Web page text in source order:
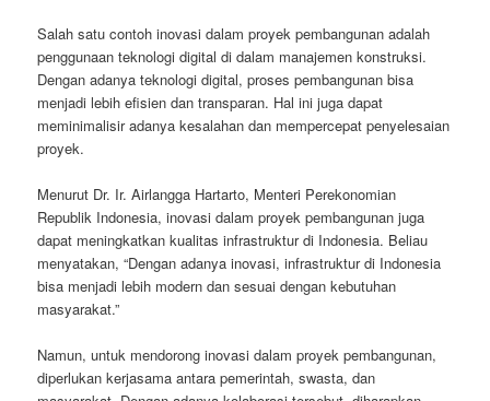
Salah satu contoh inovasi dalam proyek pembangunan adalah
penggunaan teknologi digital di dalam manajemen konstruksi.
Dengan adanya teknologi digital, proses pembangunan bisa
menjadi lebih efisien dan transparan. Hal ini juga dapat
meminimalisir adanya kesalahan dan mempercepat penyelesaian
proyek.
Menurut Dr. Ir. Airlangga Hartarto, Menteri Perekonomian
Republik Indonesia, inovasi dalam proyek pembangunan juga
dapat meningkatkan kualitas infrastruktur di Indonesia. Beliau
menyatakan, “Dengan adanya inovasi, infrastruktur di Indonesia
bisa menjadi lebih modern dan sesuai dengan kebutuhan
masyarakat.”
Namun, untuk mendorong inovasi dalam proyek pembangunan,
diperlukan kerjasama antara pemerintah, swasta, dan